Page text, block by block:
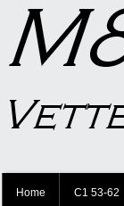
Home C1 53-62